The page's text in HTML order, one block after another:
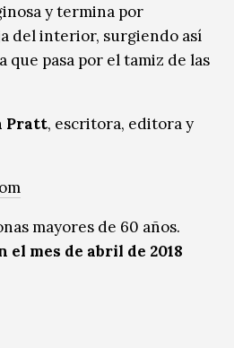
y termina por
del interior, surgiendo así
pasa por el tamiz de las
Pratt, escritora, editora y
mayores de 60 años.
el mes de abril de 2018